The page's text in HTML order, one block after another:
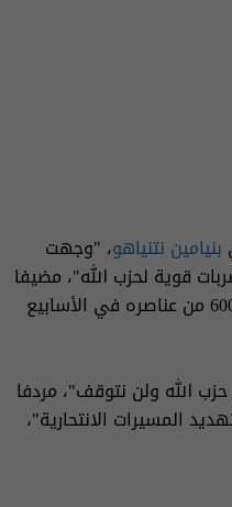
بنيامين نتنياهو، "وجهت
قوية لحزب الله"، مضيفا
وقتلنا 600 من عناصره في الأسابيع
الله ولن نتوقف"، مردفا
المسيرات الانتحارية"،